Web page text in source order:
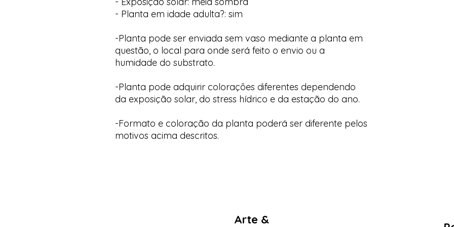
- Planta em idade adulta?: sim
-Planta pode ser enviada sem vaso mediante a planta em
questão, o local para onde será feito o envio ou a
humidade do substrato.
-Planta pode adquirir colorações diferentes dependendo
da exposição solar, do stress hídrico e da estação do ano.
-Formato e coloração da planta poderá ser diferente pelos
motivos acima descritos.
Arte &